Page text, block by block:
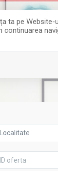
ta pe
Localitate